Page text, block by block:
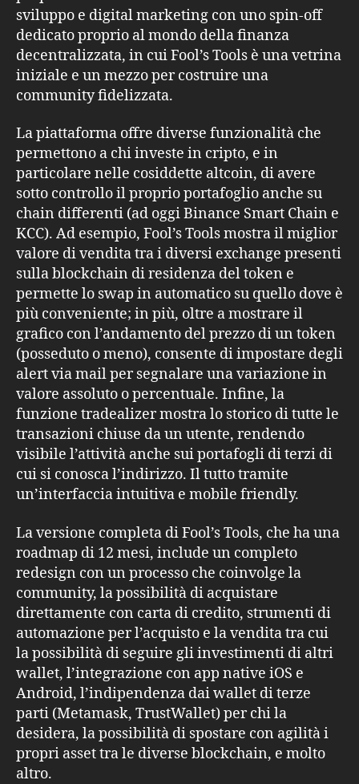
sviluppo e digital marketing con uno spin-off
dedicato proprio al mondo della finanza
decentralizzata, in cui Fool’s Tools è una vetrina
iniziale e un mezzo per costruire una
community fidelizzata.
La piattaforma offre diverse funzionalità che
permettono a chi investe in cripto, e in
particolare nelle cosiddette altcoin, di avere
sotto controllo il proprio portafoglio anche su
chain differenti (ad oggi Binance Smart Chain e
KCC). Ad esempio, Fool’s Tools mostra il miglior
valore di vendita tra i diversi exchange presenti
sulla blockchain di residenza del token e
permette lo swap in automatico su quello dove è
più conveniente; in più, oltre a mostrare il
grafico con l’andamento del prezzo di un token
(posseduto o meno), consente di impostare degli
alert via mail per segnalare una variazione in
valore assoluto o percentuale. Infine, la
funzione tradealizer mostra lo storico di tutte le
transazioni chiuse da un utente, rendendo
visibile l’attività anche sui portafogli di terzi di
cui si conosca l’indirizzo. Il tutto tramite
un’interfaccia intuitiva e mobile friendly.
La versione completa di Fool’s Tools, che ha una
roadmap di 12 mesi, include un completo
redesign con un processo che coinvolge la
community, la possibilità di acquistare
direttamente con carta di credito, strumenti di
automazione per l’acquisto e la vendita tra cui
la possibilità di seguire gli investimenti di altri
wallet, l’integrazione con app native iOS e
Android, l’indipendenza dai wallet di terze
parti (Metamask, TrustWallet) per chi la
desidera, la possibilità di spostare con agilità i
propri asset tra le diverse blockchain, e molto
altro.